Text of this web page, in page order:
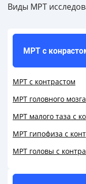
Виды МРТ
МРТ с
МРТ с контрастом
МРТ головного
МРТ малого таза с
МРТ гипофиза с
МРТ головы с